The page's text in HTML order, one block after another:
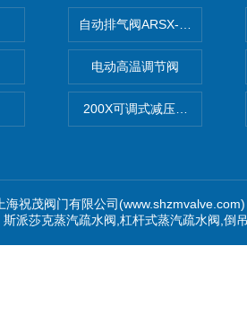
自动排气阀ARSX-0015/
电动高温调节阀
200X可调式减压阀（减压稳
祝茂阀门有限公司
斯派莎克蒸汽疏水阀,杠杆式蒸汽疏水阀,倒